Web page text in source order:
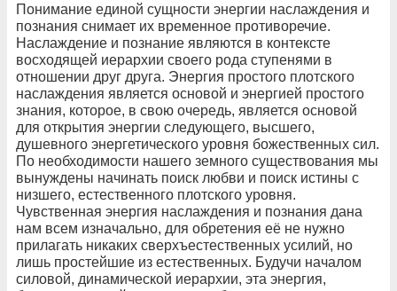
Понимание единой сущности энергии наслаждения и
познания снимает их временное противоречие.
Наслаждение и познание являются в контексте
восходящей иерархии своего рода ступенями в
отношении друг друга. Энергия простого плотского
наслаждения является основой и энергией простого
знания, которое, в свою очередь, является основой
для открытия энергии следующего, высшего,
душевного энергетического уровня божественных сил.
По необходимости нашего земного существования мы
вынуждены начинать поиск любви и поиск истины с
низшего, естественного плотского уровня.
Чувственная энергия наслаждения и познания дана
нам всем изначально, для обретения её не нужно
прилагать никаких сверхъестественных усилий, но
лишь простейшие из естественных. Будучи началом
силовой, динамической иерархии, эта энергия,